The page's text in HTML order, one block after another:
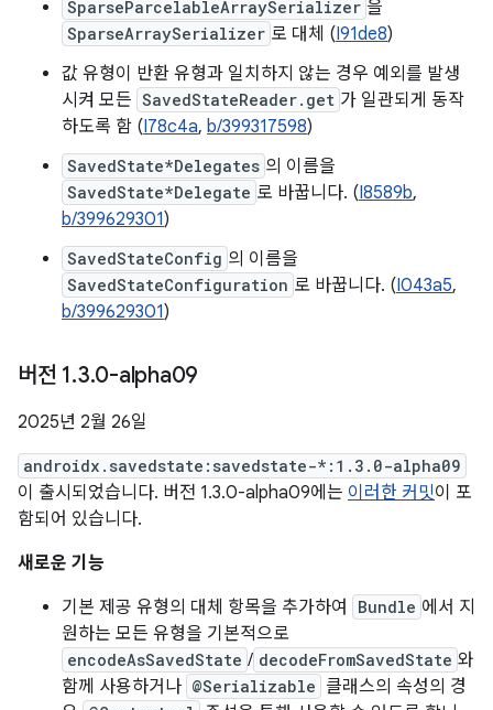
SparseParcelableArraySerializer 을
SparseArraySerializer 로 대체 (I91de8)
값 유형이 반환 유형과 일치하지 않는 경우 예외를 발생
시켜 모든 SavedStateReader.get 가 일관되게 동작
하도록 함 (I78c4a, b/399317598)
SavedState*Delegates 의 이름을
SavedState*Delegate 로 바꿉니다. (I8589b,
b/399629301)
SavedStateConfig 의 이름을
SavedStateConfiguration 로 바꿉니다. (I043a5,
b/399629301)
버전 1.3.0-alpha09
2025년 2월 26일
androidx.savedstate:savedstate-*:1.3.0-alpha09
이 출시되었습니다. 버전 1.3.0-alpha09에는 이러한 커밋이 포
함되어 있습니다.
새로운 기능
기본 제공 유형의 대체 항목을 추가하여
Bundle 에서 지
원하는 모든 유형을 기본적으로
encodeAsSavedState / decodeFromSavedState 와
함께 사용하거나 @Serializable 클래스의 속성의 경